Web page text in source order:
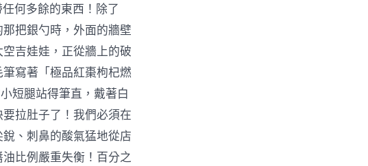
何多餘的東西！除了
把銀勺時，外面的牆壁
吉娃娃，正從牆上的破
寫著「極品紅棗枸杞燃
短腿站得筆直，戴著白
拉肚子了！我們必須在
、刺鼻的酸氣猛地從店
比例嚴重失衡！百分之